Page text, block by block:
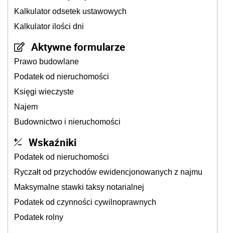
Kalkulator odsetek ustawowych
Kalkulator ilości dni
Aktywne formularze
Prawo budowlane
Podatek od nieruchomości
Księgi wieczyste
Najem
Budownictwo i nieruchomości
Wskaźniki
Podatek od nieruchomości
Ryczałt od przychodów ewidencjonowanych z najmu
Maksymalne stawki taksy notarialnej
Podatek od czynności cywilnoprawnych
Podatek rolny